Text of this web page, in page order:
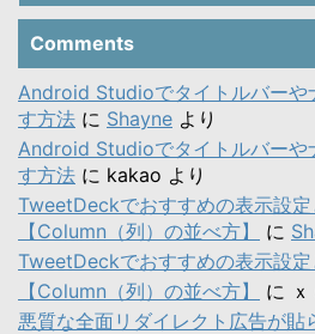
Comments
Android Studioでタイトルバーや
す方法 に Shayne より
Android Studioでタイトルバーや
す方法 に kakao より
TweetDeckでおすすめの表示設
【Column（列）の並べ方】
に
TweetDeckでおすすめの表示設
【Column（列）の並べ方】
に
悪質な全面リダイレクト広告が貼